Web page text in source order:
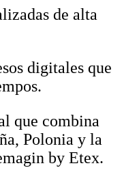
de alta
digitales que
que combina
Polonia y la
by Etex.